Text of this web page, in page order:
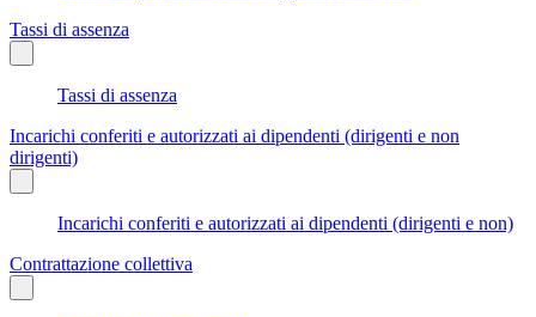
Tassi di assenza
Tassi di assenza
Incarichi conferiti e autorizzati ai dipendenti (dirigenti e non
dirigenti)
Incarichi conferiti e autorizzati ai dipendenti (dirigenti e non)
Contrattazione collettiva